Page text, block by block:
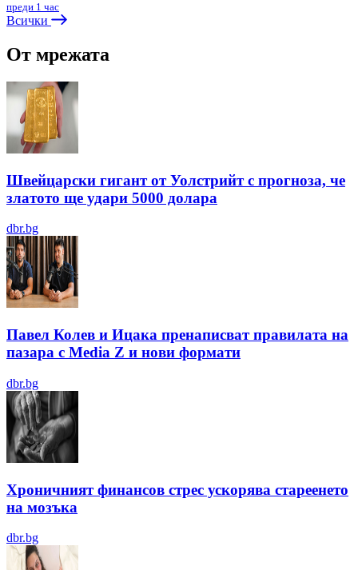
преди 1 час
Всички
От мрежата
Швейцарски гигант от Уолстрийт с прогноза, че
златото ще удари 5000 долара
dbr.bg
Павел Колев и Ицака пренаписват правилата на
пазара с Media Z и нови формати
dbr.bg
Хроничният финансов стрес ускорява стареенето
на мозъка
dbr.bg